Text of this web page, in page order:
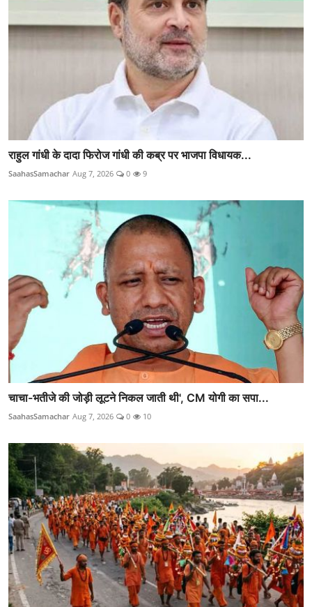
राहुल गांधी के दादा फिरोज गांधी की कब्र पर भाजपा विधायक...
SaahasSamachar Aug 7, 2026 0 9
चाचा-भतीजे की जोड़ी लूटने निकल जाती थी', CM योगी का सपा...
SaahasSamachar Aug 7, 2026 0 10